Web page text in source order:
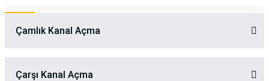
Çamlık Kanal Açma
Çarşı Kanal Açma